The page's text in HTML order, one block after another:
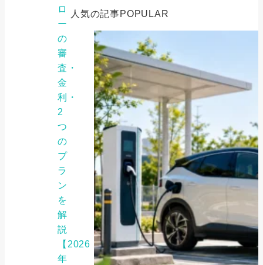
ロ
ー
の
審
査・
金
利・
2
つ
の
プ
ラ
ン
を
解
説
【2026
年
人気の記事POPULAR